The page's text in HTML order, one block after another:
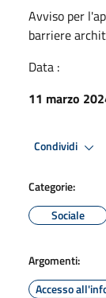
Avviso per
barriere
Data :
11 marzo
Condividi
Categorie:
Sociale
Argomenti:
Accesso